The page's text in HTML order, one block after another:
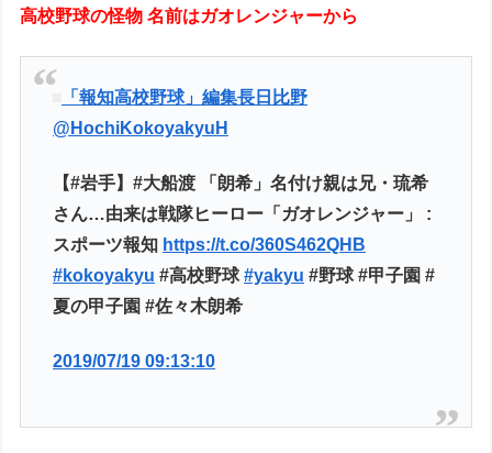
高校野球の怪物 名前はガオレンジャーから
「報知高校野球」編集長日比野
@HochiKokoyakyuH
【#岩手】#大船渡 「朗希」名付け親は兄・琉希
さん…由来は戦隊ヒーロー「ガオレンジャー」 :
スポーツ報知 https://t.co/360S462QHB
#kokoyakyu #高校野球#yakyu #野球 #甲子園 #
夏の甲子園 #佐々木朗希
2019/07/19 09:13:10